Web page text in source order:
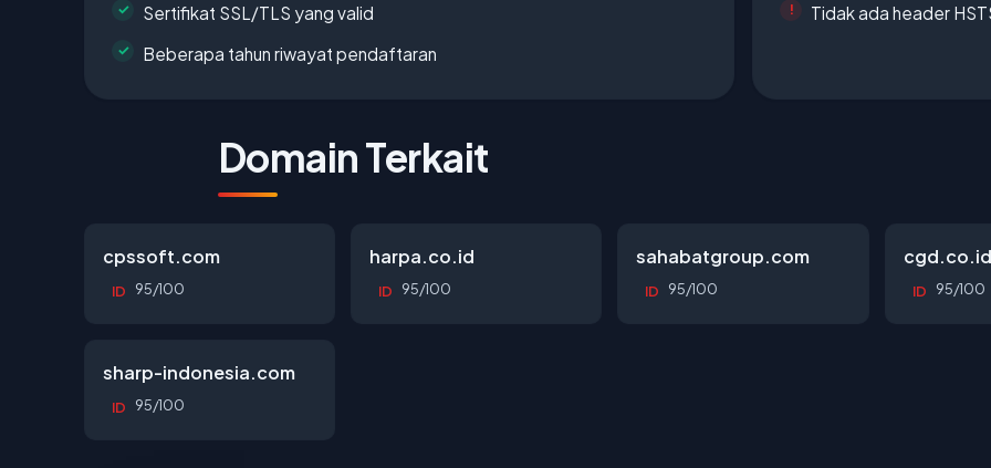
Sertifikat SSL/TLS yang valid
Beberapa tahun riwayat pendaftaran
Tidak ada header
Domain Terkait
cpssoft.com
ID 95/100
harpa.co.id
ID 95/100
sahabatgroup.com
ID 95/100
cgd.co.id
ID 95/100
sharp-indonesia.com
ID 95/100